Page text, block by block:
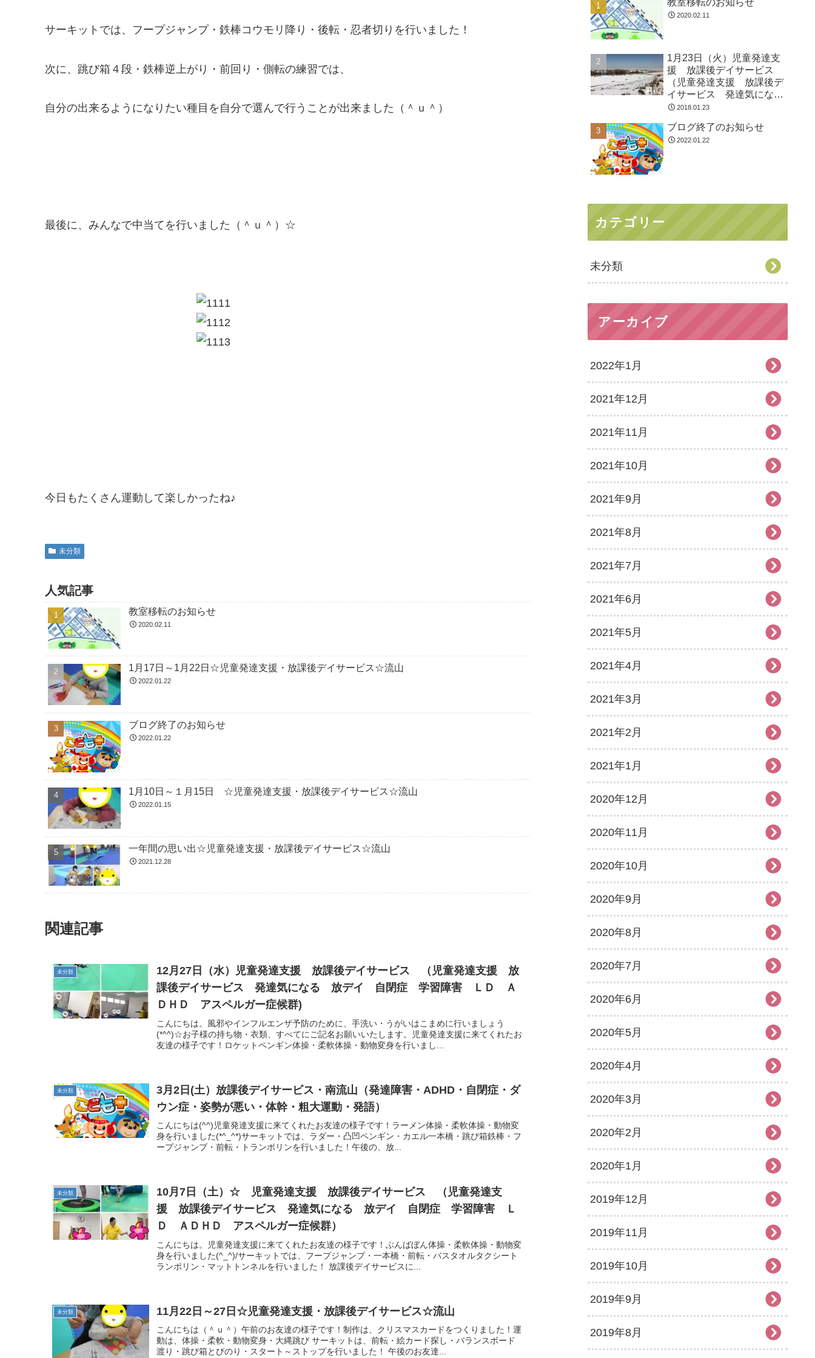
サーキットでは、フープジャンプ・鉄棒コウモリ降り・後転・忍者切りを行いました！
次に、跳び箱４段・鉄棒逆上がり・前回り・側転の練習では、
自分の出来るようになりたい種目を自分で選んで行うことが出来ました（＾ｕ＾）
最後に、みんなで中当てを行いました（＾ｕ＾）☆
今日もたくさん運動して楽しかったね♪
未分類
人気記事
教室移転のお知らせ
2020.02.11
1月17日～1月22日☆児童発達支援・放課後デイサービス☆流山
2022.01.22
ブログ終了のお知らせ
2022.01.22
1月10日～１月15日 ☆児童発達支援・放課後デイサービス☆流山
2022.01.15
一年間の思い出☆児童発達支援・放課後デイサービス☆流山
2021.12.28
関連記事
未分類
12月27日（水）児童発達支援 放課後デイサービス （児童発達支援 放
課後デイサービス 発達気になる 放デイ 自閉症 学習障害 ＬＤ Ａ
ＤＨＤ アスペルガー症候群)
こんにちは。風邪やインフルエンザ予防のために、手洗い・うがいはこまめに行いましょう
(*^^)☆お子様の持ち物・衣類、すべてにご記名お願いいたします。児童発達支援に来てくれたお
友達の様子です！ロケットペンギン体操・柔軟体操・動物変身を行いまし...
未分類
3月2日(土）放課後デイサービス・南流山（発達障害・ADHD・自閉症・ダ
ウン症・姿勢が悪い・体幹・粗大運動・発語）
こんにちは(^^)児童発達支援に来てくれたお友達の様子です！ラーメン体操・柔軟体操・動物変
身を行いました(*^_^*)サーキットでは、ラダー・凸凹ペンギン・カエル一本橋・跳び箱鉄棒・フ
ープジャンプ・前転・トランポリンを行いました！午後の、放...
未分類
10月7日（土）☆ 児童発達支援 放課後デイサービス （児童発達支
援 放課後デイサービス 発達気になる 放デイ 自閉症 学習障害 Ｌ
Ｄ ＡＤＨＤ アスペルガー症候群）
こんにちは。児童発達支援に来てくれたお友達の様子です！ぶんばぼん体操・柔軟体操・動物変
身を行いました(^_^)/サーキットでは、フープジャンプ・一本橋・前転・バスタオルタクシート
ランポリン・マットトンネルを行いました！ 放課後デイサービスに...
未分類 11月22日～27日☆児童発達支援・放課後デイサービス☆流山
こんにちは（＾ｕ＾）午前のお友達の様子です！制作は、クリスマスカードをつくりました！運
動は、体操・柔軟・動物変身・大縄跳び サーキットは、前転・絵カード探し・バランスボード
渡り・跳び箱とびのり・スタート～ストップを行いました！ 午後のお友達...
教室移転のお知らせ
2020.02.11
1月23日（火）児童発達支
援 放課後デイサービス
（児童発達支援 放課後デ
イサービス 発達気にな
る 放デイ 自閉症 学習
スペルガー症候群
2018.01.23
ブログ終了のお知らせ
2022.01.22
カテゴリー
未分類
アーカイブ
2022年1月
2021年12月
2021年11月
2021年10月
2021年9月
2021年8月
2021年7月
2021年6月
2021年5月
2021年4月
2021年3月
2021年2月
2021年1月
2020年12月
2020年11月
2020年10月
2020年9月
2020年8月
2020年7月
2020年6月
2020年5月
2020年4月
2020年3月
2020年2月
2020年1月
2019年12月
2019年11月
2019年10月
2019年9月
2019年8月